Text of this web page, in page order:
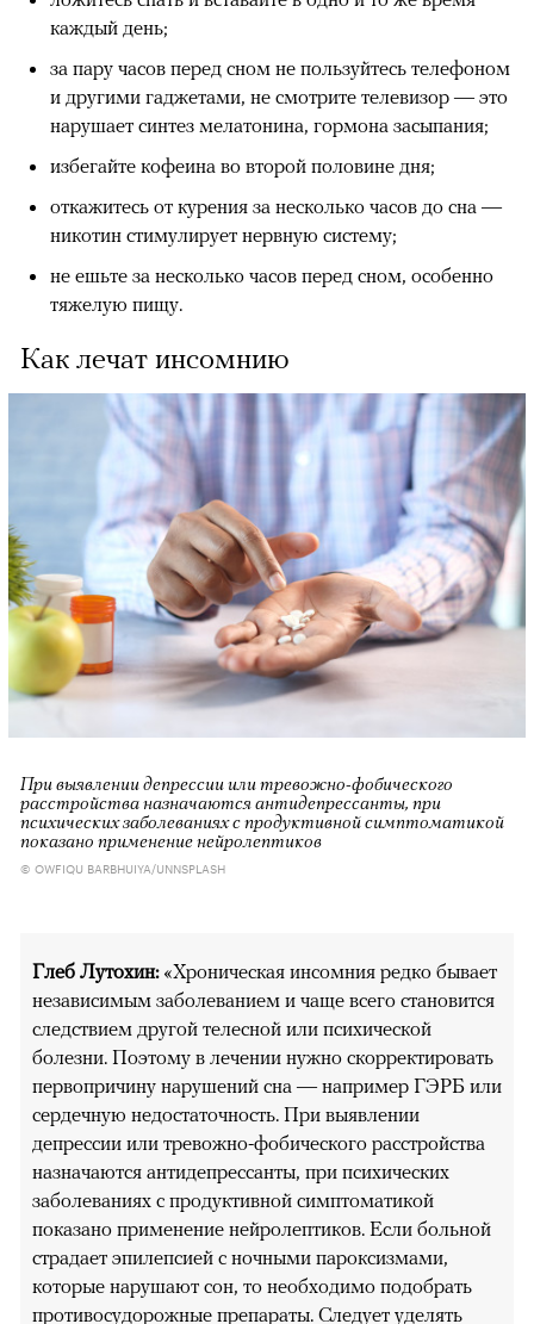
каждый день;
за пару часов перед сном не пользуйтесь телефоном
и другими гаджетами, не смотрите телевизор — это
нарушает синтез мелатонина, гормона засыпания;
избегайте кофеина во второй половине дня;
откажитесь от курения за несколько часов до сна —
никотин стимулирует нервную систему;
не ешьте за несколько часов перед сном, особенно
тяжелую пищу.
Как лечат инсомнию
При выявлении депрессии или тревожно-фобического
расстройства назначаются антидепрессанты, при
психических заболеваниях с продуктивной симптоматикой
показано применение нейролептиков
© OWFIQU BARBHUIYA/UNNSPLASH
Глеб Лутохин: «Хроническая инсомния редко бывает
независимым заболеванием и чаще всего становится
следствием другой телесной или психической
болезни. Поэтому в лечении нужно скорректировать
первопричину нарушений сна — например ГЭРБ или
сердечную недостаточность. При выявлении
депрессии или тревожно-фобического расстройства
назначаются антидепрессанты, при психических
заболеваниях с продуктивной симптоматикой
показано применение нейролептиков. Если больной
страдает эпилепсией с ночными пароксизмами,
которые нарушают сон, то необходимо подобрать
противосудорожные препараты. Следует уделять